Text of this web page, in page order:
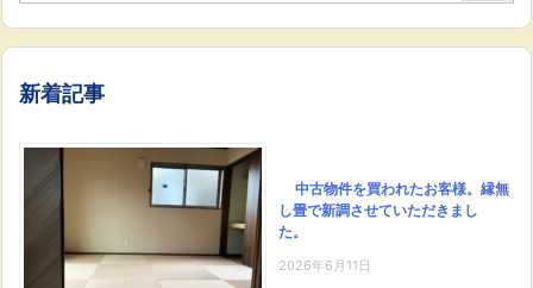
新着記事
中古物件を買われたお客様。縁無
し畳で新調させていただきまし
た。
2026年6月11日